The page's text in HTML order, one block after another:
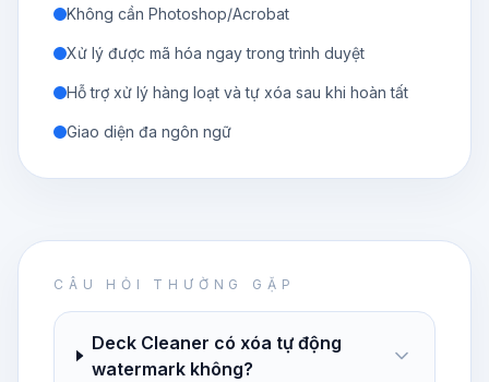
Không cần Photoshop/Acrobat
Xử lý được mã hóa ngay trong trình duyệt
Hỗ trợ xử lý hàng loạt và tự xóa sau khi hoàn tất
Giao diện đa ngôn ngữ
CÂU HỎI THƯỜNG GẶP
Deck Cleaner có xóa tự động
watermark không?